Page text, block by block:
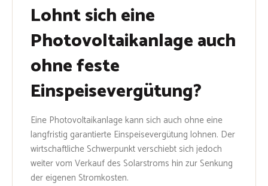
Lohnt sich eine
Photovoltaikanlage auch
ohne feste
Einspeisevergütung?
Eine Photovoltaikanlage kann sich auch ohne eine
langfristig garantierte Einspeisevergütung lohnen. Der
wirtschaftliche Schwerpunkt verschiebt sich jedoch
weiter vom Verkauf des Solarstroms hin zur Senkung
der eigenen Stromkosten.